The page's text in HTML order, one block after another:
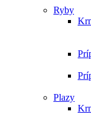
Ryby
Plazy